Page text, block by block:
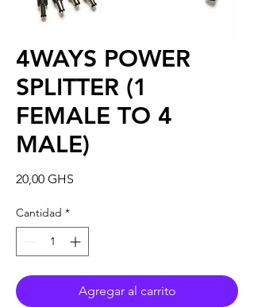
4WAYS POWER
SPLITTER (1
FEMALE TO 4
MALE)
20,00 GHS
Cantidad *
Agregar al carrito